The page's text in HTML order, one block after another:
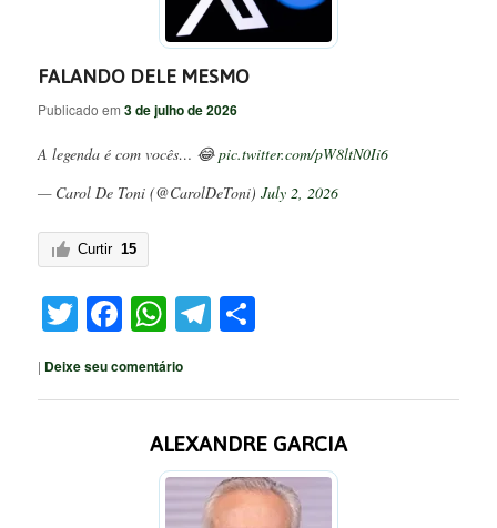
FALANDO DELE MESMO
Publicado em3 de julho de 2026
A legenda é com vocês… 😂pic.twitter.com/pW8ltN0Ii6
— Carol De Toni (@CarolDeToni)July 2, 2026
Curtir 15
Twitter
Facebook
WhatsApp
Telegram
| Deixe seu comentário
ALEXANDRE GARCIA